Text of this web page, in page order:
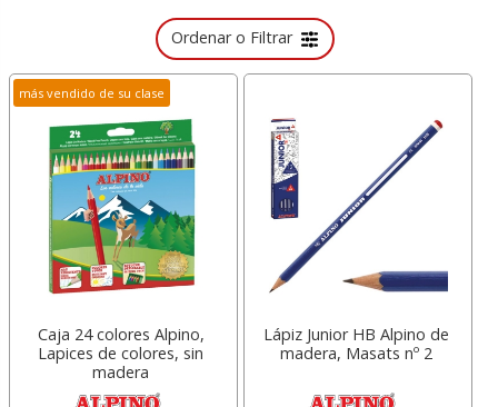
Ordenar o Filtrar
más vendido de su clase
Caja 24 colores Alpino,
Lapices de colores, sin
madera
Lápiz Junior HB Alpino de
madera, Masats nº 2